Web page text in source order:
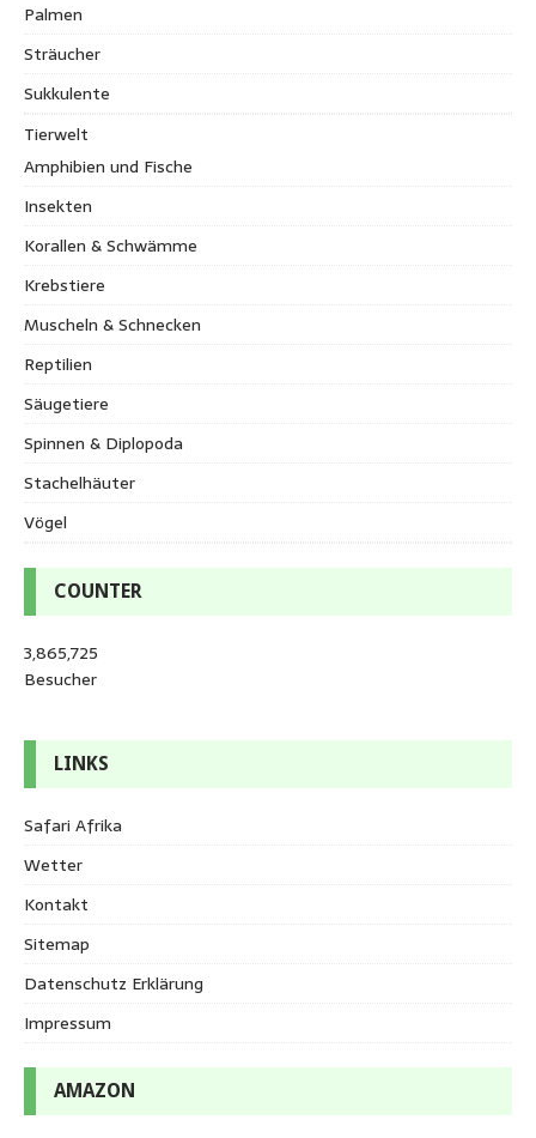
Palmen
Sträucher
Sukkulente
Tierwelt
Amphibien und Fische
Insekten
Korallen & Schwämme
Krebstiere
Muscheln & Schnecken
Reptilien
Säugetiere
Spinnen & Diplopoda
Stachelhäuter
Vögel
COUNTER
3,865,725
Besucher
LINKS
Safari Afrika
Wetter
Kontakt
Sitemap
Datenschutz Erklärung
Impressum
AMAZON